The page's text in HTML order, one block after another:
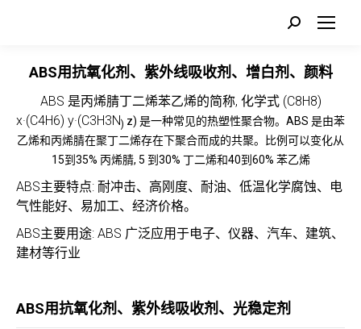
Search:
ABS用抗氧化剂、紫外线吸收剂、增白剂、颜料
ABS 是丙烯腈丁二烯苯乙烯的简称, 化学式 (C8H8)
x·(C4H6) y·(C3H3N) z) 是一种常见的热塑性聚合物。ABS 是由苯
乙烯和丙烯腈在聚丁二烯存在下聚合而成的共聚。比例可以变化从
15到35% 丙烯腈, 5 到30% 丁二烯和40到60% 苯乙烯
ABS主要特点: 耐冲击、高刚度、耐油、低温化学腐蚀、电
气性能好、易加工、经济价格。
ABS主要用途: ABS 广泛应用于电子、仪器、汽车、建筑、
建材等行业
ABS用抗氧化剂、紫外线吸收剂、光稳定剂